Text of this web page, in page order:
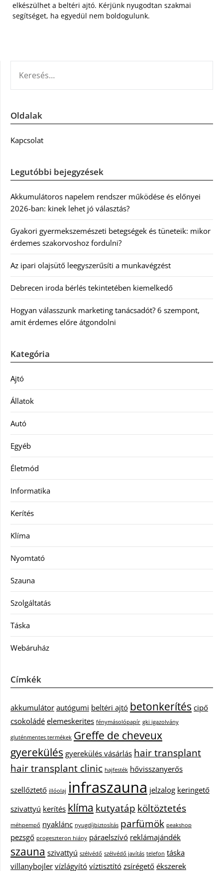
elkészülhet a beltéri ajtó. Kérjünk nyugodtan szakmai
segítséget, ha egyedül nem boldogulunk.
Oldalak
Kapcsolat
Legutóbbi bejegyzések
Akkumulátoros napelem rendszer működése és előnyei
2026-ban: kinek lehet jó választás?
Gyakori gyermekszemészeti betegségek és tüneteik: mikor
érdemes szakorvoshoz fordulni?
Az ipari olajsütő leegyszerűsíti a munkavégzést
Debrecen iroda bérlés tekintetében kiemelkedő
Hogyan válasszunk marketing tanácsadót? 6 szempont,
amit érdemes előre átgondolni
Kategória
Ajtó
Állatok
Autó
Egyéb
Életmód
Informatika
Kerítés
Klíma
Nyomtató
Szauna
Szolgáltatás
Táska
Webáruház
Címkék
akkumulátor autógumi beltéri ajtó betonkerítés cipő
csokoládé elemeskerites fénymásolópapír gki igazolvány
gluténmentes termékek Greffe de cheveux
gyerekülés gyerekülés vásárlás hair transplant
hair transplant clinic hajfesték hővisszanyerős
szellőztető illóolaj infraszauna jelzalog keringető
szivattyú kerítés klíma kutyatáp költöztetés
méhpempő nyaklánc nyugdíjbiztosítás parfümök peakshop
pezsgő progeszteron hiány páraelszívó reklámajándék
szauna szivattyú szélvédő szélvédő javítás telefon táska
villanybojler vízlágyító víztisztító zsírégető ékszerek